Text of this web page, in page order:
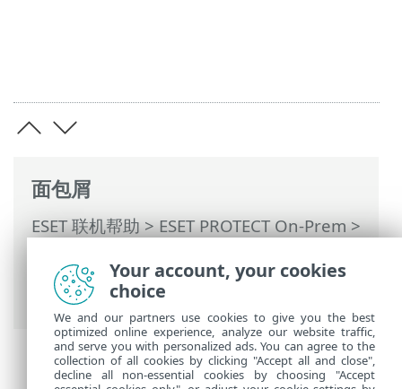
面包屑
ESET 联机帮助>ESET PROTECT On-Prem>
PROTECT On-Prem 主菜单 >策略> 管理策
Your account, your cookies
choice
We and our partners use cookies to give you the best
optimized online experience, analyze our website traffic,
and serve you with personalized ads. You can agree to the
collection of all cookies by clicking "Accept all and close",
decline all non-essential cookies by choosing "Accept